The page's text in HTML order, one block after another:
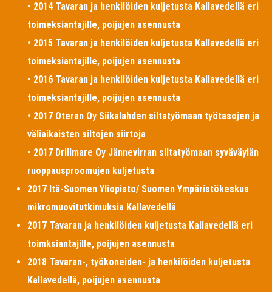
• 2014 Tavaran ja henkilöiden kuljetusta Kallavedellä eri
toimeksiantajille, poijujen asennusta
• 2015 Tavaran ja henkilöiden kuljetusta Kallavedellä eri
toimeksiantajille, poijujen asennusta
• 2016 Tavaran ja henkilöiden kuljetusta Kallavedellä eri
toimeksiantajille, poijujen asennusta
• 2017 Oteran Oy Siikalahden siltatyömaan työtasojen ja
väliaikaisten siltojen siirtoja
• 2017 Drillmare Oy Jännevirran siltatyömaan syväväylän
ruoppausproomujen kuljetusta
2017 Itä-Suomen Yliopisto/ Suomen Ympäristökeskus
mikromuovitutkimuksia Kallavedellä
2017 Tavaran ja henkilöiden kuljetusta Kallavedellä eri
toimksiantajille, poijujen asennusta
2018 Tavaran-, työkoneiden- ja henkilöiden kuljetusta
Kallavedellä, poijujen asennusta